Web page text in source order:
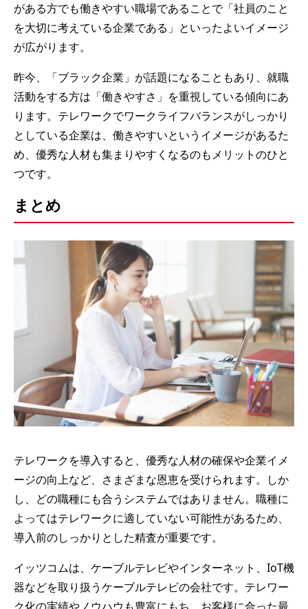
がある方でも働きやすい職場であることで「社員のこと
を大切に考えている企業である」といったよいイメージ
が広がります。
昨今、「ブラック企業」が話題になることもあり、就職
活動をする方は「働きやすさ」を重視している傾向にあ
ります。テレワークでワークライフバランスがしっかり
としている企業は、働きやすいというイメージがあるた
め、優秀な人材も集まりやすくなるのもメリットのひと
つです。
まとめ
テレワークを導入すると、優秀な人材の確保や企業イメ
ージの向上など、さまざまな恩恵を受けられます。しか
し、どの職種にも合うシステムではありません。職種に
よってはテレワークに適していない可能性があるため、
導入前のしっかりとした精査が重要です。
イッツコムは、ケーブルテレビやインターネット、IoT機
器などを取り扱うケーブルテレビの会社です。テレワー